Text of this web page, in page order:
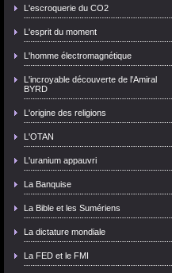
L'escroquerie du CO2
L'esprit du moment
L'homme électromagnétique
L'incroyable découverte de l'Amiral
BYRD
L'origine des religions
L'OTAN
L'uranium appauvri
La Banquise
La Bible et les Sumériens
La dictature mondiale
La FED et le FMI